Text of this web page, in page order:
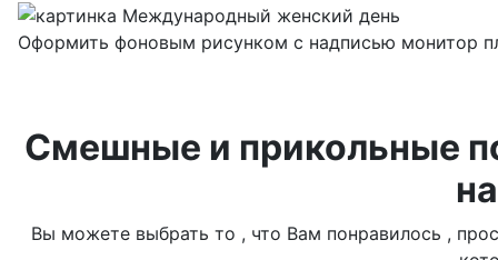
Оформить фоновым рисунком с надписью монитор
Смешные и прикольные
Вы можете выбрать то , что Вам понравилось ,